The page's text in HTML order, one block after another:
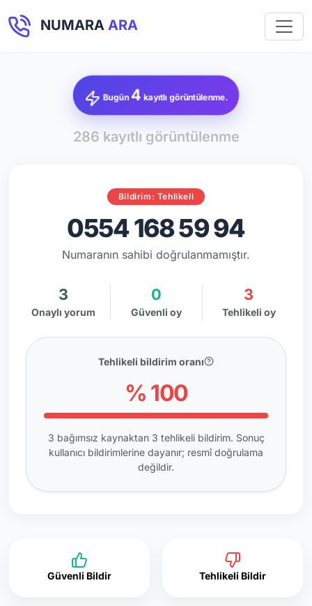
NUMARA ARA
Bugün 4 kayıtlı görüntülenme.
286 kayıtlı görüntülenme
Bildirim: Tehlikeli
0554 168 59 94
Numaranın sahibi doğrulanmamıştır.
3
Onaylı yorum
0
Güvenli oy
3
Tehlikeli oy
Tehlikeli bildirim oranı
% 100
3 bağımsız kaynaktan 3 tehlikeli bildirim. Sonuç
kullanıcı bildirimlerine dayanır; resmî doğrulama
değildir.
Güvenli Bildir Tehlikeli Bildir